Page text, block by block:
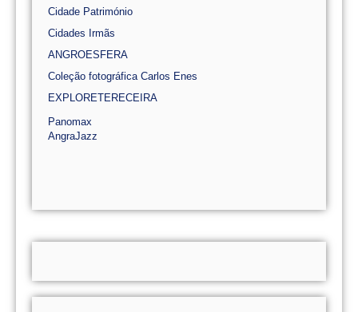
Cidade Património
Cidades Irmãs
ANGROESFERA
Coleção fotográfica Carlos Enes
EXPLORETERECEIRA
Panomax
AngraJazz